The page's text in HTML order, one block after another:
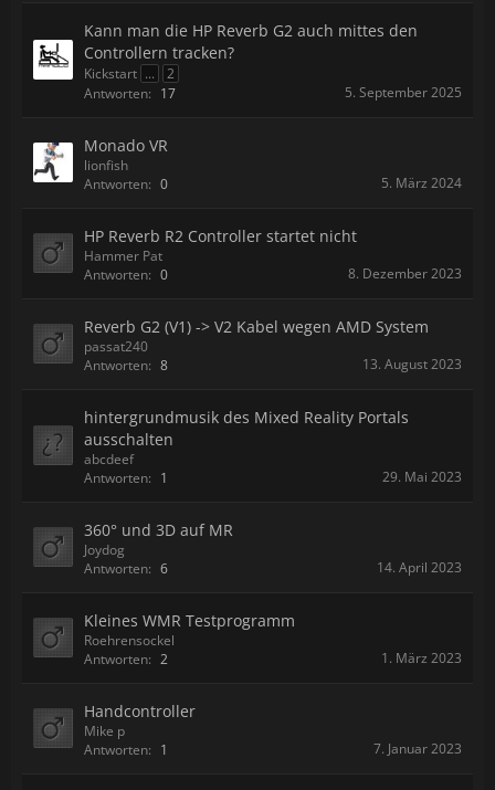
Kann man die HP Reverb G2 auch mittes den
Controllern tracken?
Kickstart ...
2
Antworten: 17 5. September 2025
Monado VR
lionfish
Antworten: 0 5. März 2024
HP Reverb R2 Controller startet nicht
Hammer Pat
Antworten: 0 8. Dezember 2023
Reverb G2 (V1) -> V2 Kabel wegen AMD System
passat240
Antworten: 8 13. August 2023
hintergrundmusik des Mixed Reality Portals
ausschalten
abcdeef
Antworten: 1 29. Mai 2023
360° und 3D auf MR
Joydog
Antworten: 6 14. April 2023
Kleines WMR Testprogramm
Roehrensockel
Antworten: 2 1. März 2023
Handcontroller
Mike p
Antworten: 1 7. Januar 2023